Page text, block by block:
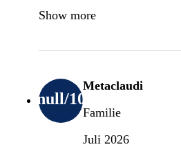
Show more
null/10
Metaclaudi
Familie
Juli 2026